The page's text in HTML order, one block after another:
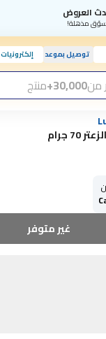
العروض
مذهلة!
توصيل بموعد إلكترونيات
من30,000+ منتج
جرام
غير متوفر